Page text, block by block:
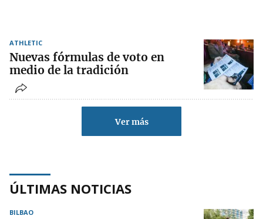
ATHLETIC
Nuevas fórmulas de voto en
medio de la tradición
Ver más
ÚLTIMAS NOTICIAS
BILBAO